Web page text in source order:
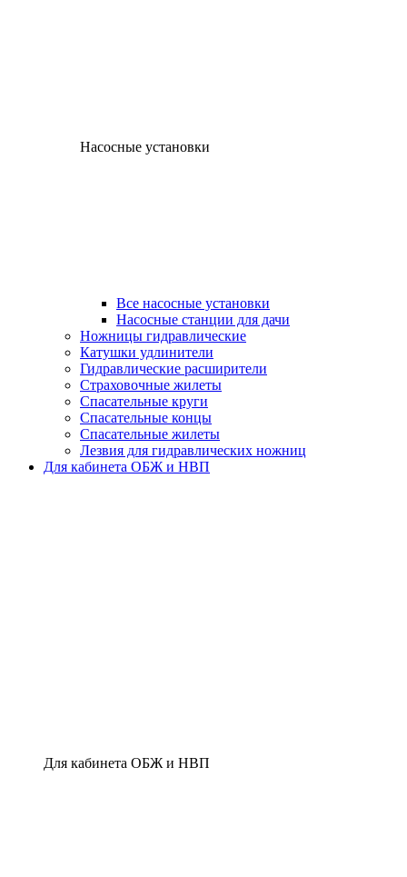
Насосные установки
Все насосные установки
Насосные станции для дачи
Ножницы гидравлические
Катушки удлинители
Гидравлические расширители
Страховочные жилеты
Спасательные круги
Спасательные концы
Спасательные жилеты
Лезвия для гидравлических ножниц
Для кабинета ОБЖ и НВП
Для кабинета ОБЖ и НВП